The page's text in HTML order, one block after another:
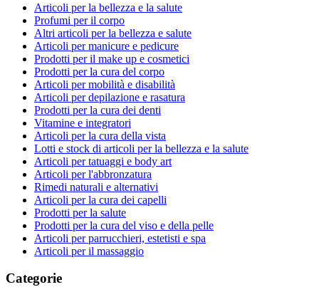
Articoli per la bellezza e la salute
Profumi per il corpo
Altri articoli per la bellezza e salute
Articoli per manicure e pedicure
Prodotti per il make up e cosmetici
Prodotti per la cura del corpo
Articoli per mobilità e disabilità
Articoli per depilazione e rasatura
Prodotti per la cura dei denti
Vitamine e integratori
Articoli per la cura della vista
Lotti e stock di articoli per la bellezza e la salute
Articoli per tatuaggi e body art
Articoli per l'abbronzatura
Rimedi naturali e alternativi
Articoli per la cura dei capelli
Prodotti per la salute
Prodotti per la cura del viso e della pelle
Articoli per parrucchieri, estetisti e spa
Articoli per il massaggio
Categorie